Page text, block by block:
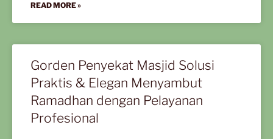
READ MORE »
Gorden Penyekat Masjid Solusi
Praktis & Elegan Menyambut
Ramadhan dengan Pelayanan
Profesional